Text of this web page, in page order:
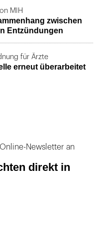
MIH
zwischen
Entzündungen
für Ärzte
erneut überarbeitet
Newsletter an
direkt in